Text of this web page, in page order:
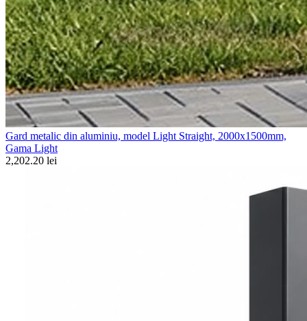
Gard metalic din aluminiu, model Light Straight, 2000x1500mm,
Gama Light
2,202.20 lei